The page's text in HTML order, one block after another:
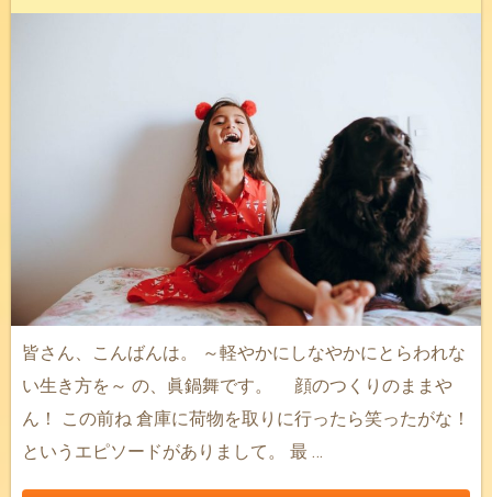
皆さん、こんばんは。 ～軽やかにしなやかにとらわれな
い生き方を～ の、眞鍋舞です。 顔のつくりのままや
ん！ この前ね 倉庫に荷物を取りに行ったら笑ったがな！
というエピソードがありまして。 最 …